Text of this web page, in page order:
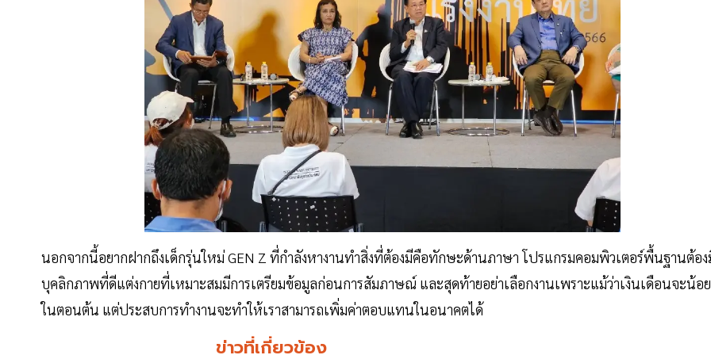
นอกจากนี้อยากฝากถึงเด็กรุ่นใหม่ GEN Z ที่กำลังหางานทำสิ่งที่ต้องมีคือทักษะด้านภาษา โปรแกรมคอมพิวเตอร์พื้นฐานต้อ
บุคลิกภาพที่ดีแต่งกายที่เหมาะสมมีการเตรียมข้อมูลก่อนการสัมภาษณ์ และสุดท้ายอย่าเลือกงานเพราะแม้ว่าเงินเดือนจะน้อย
ในตอนต้น แต่ประสบการทำงานจะทำให้เราสามารถเพิ่มค่าตอบแทนในอนาคตได้
ข่าวที่เกี่ยวข้อง